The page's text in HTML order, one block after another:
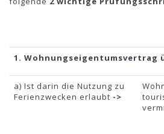
1. Wohnungseigentumsvertrag
a) Ist darin die Nutzung zu
Ferienzwecken erlaubt ->